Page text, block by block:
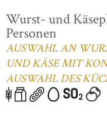
Wurst- und
Personen
AUSWAHL AN
UND KÄSE MIT
AUSWAHL DES